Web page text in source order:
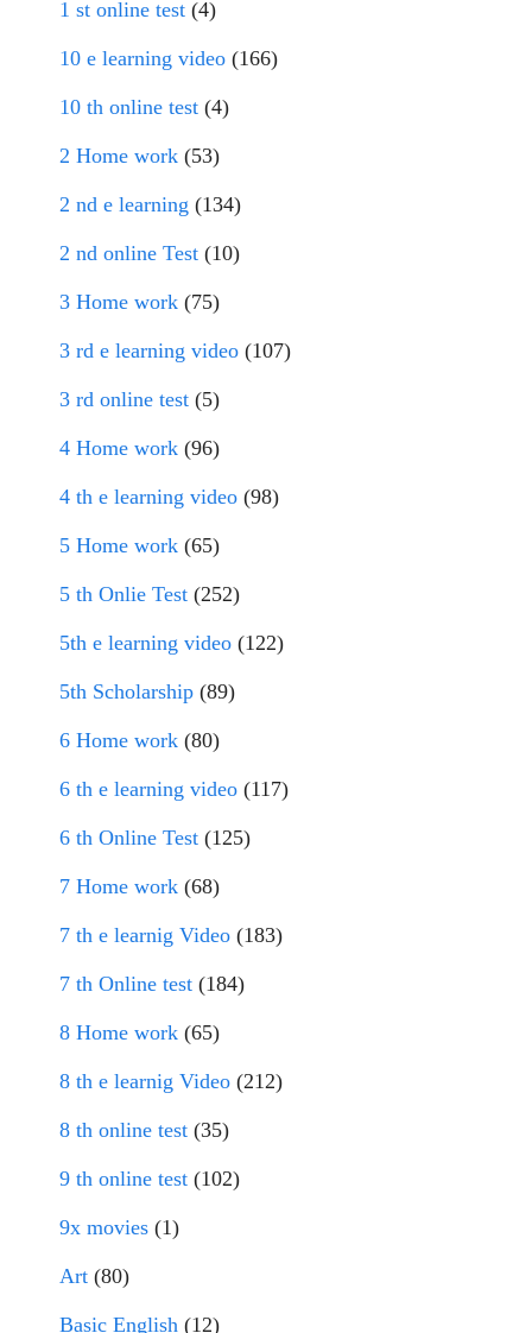
1 st online test (4)
10 e learning video (166)
10 th online test (4)
2 Home work (53)
2 nd e learning (134)
2 nd online Test (10)
3 Home work (75)
3 rd e learning video (107)
3 rd online test (5)
4 Home work (96)
4 th e learning video (98)
5 Home work (65)
5 th Onlie Test (252)
5th e learning video (122)
5th Scholarship (89)
6 Home work (80)
6 th e learning video (117)
6 th Online Test (125)
7 Home work (68)
7 th e learnig Video (183)
7 th Online test (184)
8 Home work (65)
8 th e learnig Video (212)
8 th online test (35)
9 th online test (102)
9x movies (1)
Art (80)
Basic English (12)